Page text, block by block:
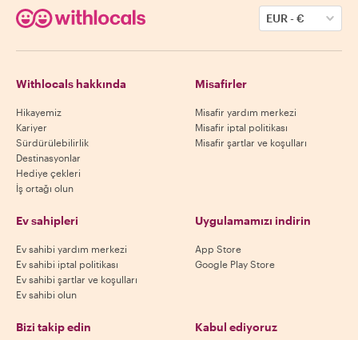
EUR-€
Withlocals hakkında
Hikayemiz
Kariyer
Sürdürülebilirlik
Destinasyonlar
Hediye çekleri
İş ortağı olun
Misafirler
Misafir yardım merkezi
Misafir iptal politikası
Misafir şartlar ve koşulları
Ev sahipleri
Ev sahibi yardım merkezi
Ev sahibi iptal politikası
Ev sahibi şartlar ve koşulları
Ev sahibi olun
Uygulamamızı indirin
App Store
Google Play Store
Bizi takip edin Kabul ediyoruz